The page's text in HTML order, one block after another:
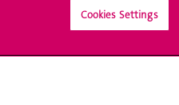
Cookies Settings